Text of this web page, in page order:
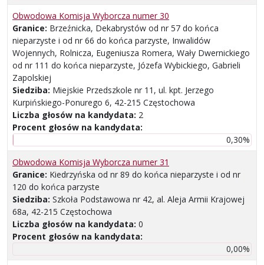
Obwodowa Komisja Wyborcza numer 30
Granice: Brzeźnicka, Dekabrystów od nr 57 do końca
nieparzyste i od nr 66 do końca parzyste, Inwalidów
Wojennych, Rolnicza, Eugeniusza Romera, Wały Dwernickiego
od nr 111 do końca nieparzyste, Józefa Wybickiego, Gabrieli
Zapolskiej
Siedziba: Miejskie Przedszkole nr 11, ul. kpt. Jerzego
Kurpińskiego-Ponurego 6, 42-215 Częstochowa
Liczba głosów na kandydata: 2
Procent głosów na kandydata:
0,30%
Obwodowa Komisja Wyborcza numer 31
Granice: Kiedrzyńska od nr 89 do końca nieparzyste i od nr
120 do końca parzyste
Siedziba: Szkoła Podstawowa nr 42, al. Aleja Armii Krajowej
68a, 42-215 Częstochowa
Liczba głosów na kandydata: 0
Procent głosów na kandydata:
0,00%